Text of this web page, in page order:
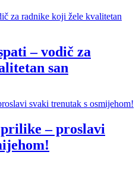
– vodič za
san
prilike – proslavi